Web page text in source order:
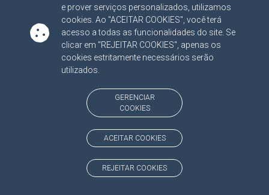
e prover serviços personalizados, utilizamos
cookies. Ao "ACEITAR COOKIES", você terá
acesso a todas as funcionalidades do site. Se
clicar em "REJEITAR COOKIES", apenas os
cookies estritamente necessários serão
utilizados.
GERENCIAR
COOKIES
ACEITAR COOKIES
REJEITAR COOKIES
ADVOGADO(S): NÃO HÁ
PROCESSO(S) APENSADO(S):
TC/00003426/2019 PROCEDIMENTOS ESPECIAIS 2015
TC/2175/2015/001
RECURSO ORDINÁRIO 2015
1764368
FUNDO MUNICIPAL DO MEIO AMBIENTE DE